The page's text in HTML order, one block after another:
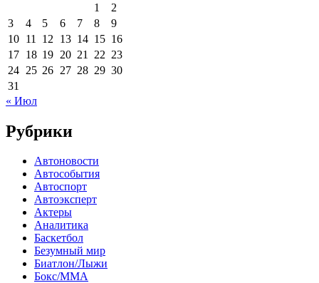
1
2
3
4 5 6 7 8
9
10 11 12 13 14 15 16
17 18 19 20 21 22 23
24 25 26 27 28 29 30
31
« Июл
Рубрики
Автоновости
Автособытия
Автоспорт
Автоэксперт
Актеры
Аналитика
Баскетбол
Безумный мир
Биатлон/Лыжи
Бокс/MMA